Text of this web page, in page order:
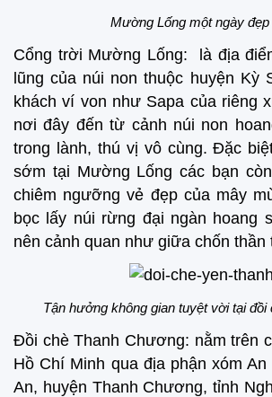
Mường Lống một ngày
Cổng trời Mường Lống: là địa
lũng của núi non thuộc huyện Kỳ
khách ví von như Sapa của riêng
nơi đây đến từ cảnh núi non
trong lành, thú vị vô cùng. Đặc
sớm tại Mường Lống các bạn
chiêm ngưỡng vẻ đẹp của mây
bọc lấy núi rừng đại ngàn hoang
nên cảnh quan như giữa chốn thần
Tận hưởng không gian tuyệt vời tại đồi
Đồi chè Thanh Chương: nằm trên
Hồ Chí Minh qua địa phận xóm
An, huyện Thanh Chương, tỉnh